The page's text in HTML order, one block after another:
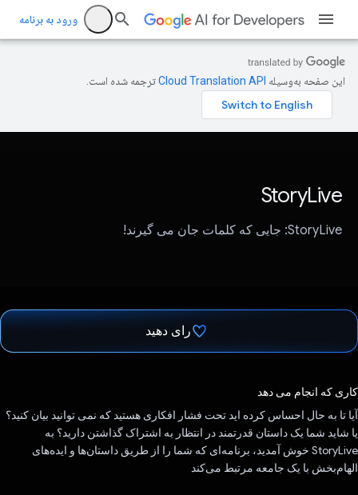
ورود به برنامه
این صفحه به‌وسیله ترجمه شده است.
StoryLive
StoryLive: جایی که کلمات جان می گیرند!
رای دهید
کاری که انجام می دهد
آیا تا به حال احساس کرده اید تحت فشار افکاری هستید که نمی توانید بیان کنید؟
یا شاید شما یک داستان قدرتمند در انتظار به اشتراک گذاشتن دارید؟ به
StoryLive خوش آمدید، برنامه‌ای که شما را از طریق داستان‌ها و ایده‌های
الهام‌بخش با یک جامعه مرتبط می‌کند